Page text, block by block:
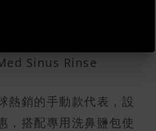
Sinus Rinse
熱銷的手動款代表，設
，搭配專用洗鼻鹽包使